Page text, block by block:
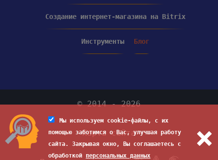
Мы используем cookie-файлы, с их
помощью заботимся о Вас, улучшая работу
сайта. Закрывая окно, Вы соглашаетесь с
обработкой персональных данных
Создание интернет-магазина на Bitrix
Инструменты Блог
© 2014 - 2026
Карта сайта